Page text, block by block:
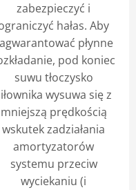
zabezpieczyć i
hałas. Aby
płynne
pod koniec
suwu tłoczysko
wysuwa się z
mniejszą prędkością
wskutek zadziałania
amortyzatorów
systemu przeciw
wyciekaniu (i